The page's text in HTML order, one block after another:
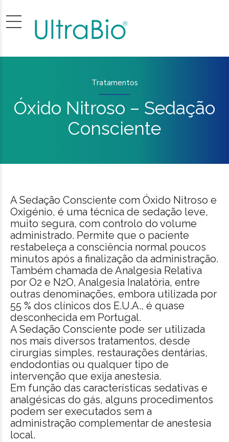
Tratamentos
Óxido Nitroso – Sedação
Consciente
A Sedação Consciente com Óxido Nitroso e
Oxigénio, é uma técnica de sedação leve,
muito segura, com controlo do volume
administrado. Permite que o paciente
restabeleça a consciência normal poucos
minutos após a finalização da administração.
Também chamada de Analgesia Relativa
por O2 e N2O, Analgesia Inalatória, entre
outras denominações, embora utilizada por
55 % dos clínicos dos E.U.A., é quase
desconhecida em Portugal.
A Sedação Consciente pode ser utilizada
nos mais diversos tratamentos, desde
cirurgias simples, restaurações dentárias,
endodontias ou qualquer tipo de
intervenção que exija anestesia.
Em função das características sedativas e
analgésicas do gás, alguns procedimentos
podem ser executados sem a
administração complementar de anestesia
local.